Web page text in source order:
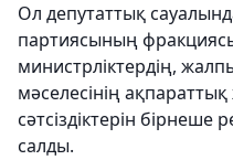
Ол депутаттық
партиясының
министрліктердің,
мәселесінің
сәтсіздіктерін бірнеше
салды.